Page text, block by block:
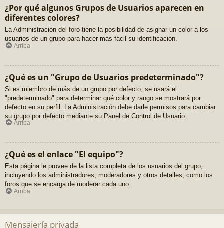
¿Por qué algunos Grupos de Usuarios aparecen en
diferentes colores?
La Administración del foro tiene la posibilidad de asignar un color a los
usuarios de un grupo para hacer más fácil su identificación.
Arriba
¿Qué es un "Grupo de Usuarios predeterminado"?
Si es miembro de más de un grupo por defecto, se usará el
"predeterminado" para determinar qué color y rango se mostrará por
defecto en su perfil. La Administración debe darle permisos para cambiar
su grupo por defecto mediante su Panel de Control de Usuario.
Arriba
¿Qué es el enlace "El equipo"?
Esta página le provee de la lista completa de los usuarios del grupo,
incluyendo los administradores, moderadores y otros detalles, como los
foros que se encarga de moderar cada uno.
Arriba
Mensajería privada